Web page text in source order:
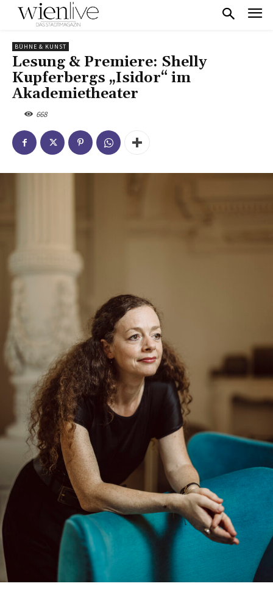
BÜHNE & KUNST
Lesung & Premiere: Shelly
Kupferbergs „Isidor“ im
Akademietheater
668